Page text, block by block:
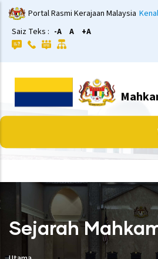
Langkau
ke
kandungan
utama
Portal Rasmi Kerajaan Malaysia
Saiz Teks : -A A +A
Sejarah